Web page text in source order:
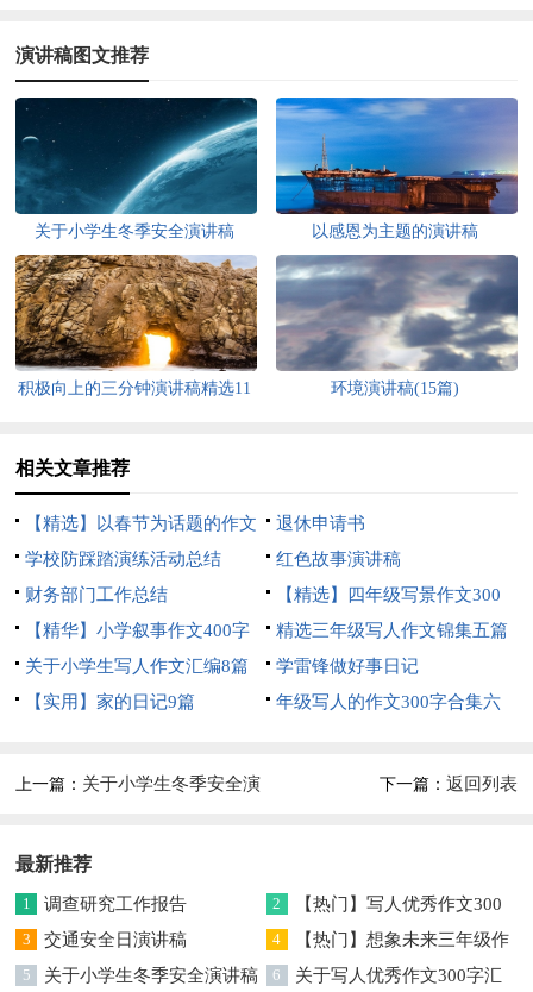
演讲稿图文推荐
关于小学生冬季安全演讲稿 以感恩为主题的演讲稿
积极向上的三分钟演讲稿精选11
环境演讲稿(15篇)
相关文章推荐
【精选】以春节为话题的作文
锦集8篇
退休申请书
学校防踩踏演练活动总结
红色故事演讲稿
财务部门工作总结
【精选】四年级写景作文300
字集合五篇
【精华】小学叙事作文400字
集锦九篇
精选三年级写人作文锦集五篇
关于小学生写人作文汇编8篇
学雷锋做好事日记
【实用】家的日记9篇
年级写人的作文300字合集六
上一篇： 关于小学生冬季安全演 下一篇： 返回列表
最新推荐
1 调查研究工作报告 2
【热门】写人优秀作文300
字集合7篇
3 交通安全日演讲稿 4
【热门】想象未来三年级作
文汇编7篇
5 关于小学生冬季安全演讲稿 6
关于写人优秀作文300字汇